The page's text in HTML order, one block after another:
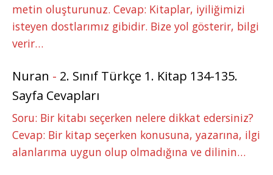
metin oluşturunuz. Cevap: Kitaplar, iyiliğimizi
isteyen dostlarımız gibidir. Bize yol gösterir, bilgi
verir…
Nuran - 2. Sınıf Türkçe 1. Kitap 134-135.
Sayfa Cevapları
Soru: Bir kitabı seçerken nelere dikkat edersiniz?
Cevap: Bir kitap seçerken konusuna, yazarına, ilgi
alanlarıma uygun olup olmadığına ve dilinin…